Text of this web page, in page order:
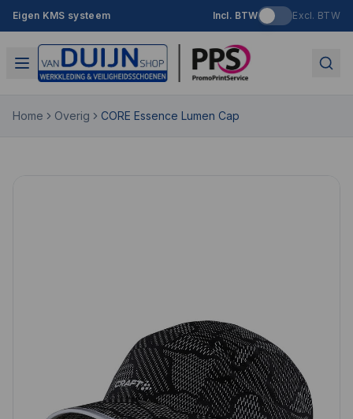
Eigen KMS systeem Incl. BTW Excl. BTW
Home Overig CORE Essence Lumen Cap